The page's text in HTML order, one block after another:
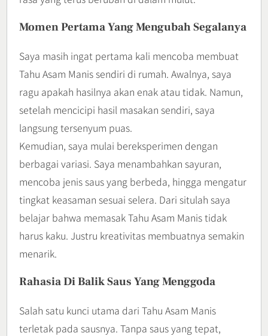
Momen Pertama Yang Mengubah Segalanya
Saya masih ingat pertama kali mencoba membuat
Tahu Asam Manis sendiri di rumah. Awalnya, saya
ragu apakah hasilnya akan enak atau tidak. Namun,
setelah mencicipi hasil masakan sendiri, saya
langsung tersenyum puas.
Kemudian, saya mulai bereksperimen dengan
berbagai variasi. Saya menambahkan sayuran,
mencoba jenis saus yang berbeda, hingga mengatur
tingkat keasaman sesuai selera. Dari situlah saya
belajar bahwa memasak Tahu Asam Manis tidak
harus kaku. Justru kreativitas membuatnya semakin
menarik.
Rahasia Di Balik Saus Yang Menggoda
Salah satu kunci utama dari Tahu Asam Manis
terletak pada sausnya. Tanpa saus yang tepat,